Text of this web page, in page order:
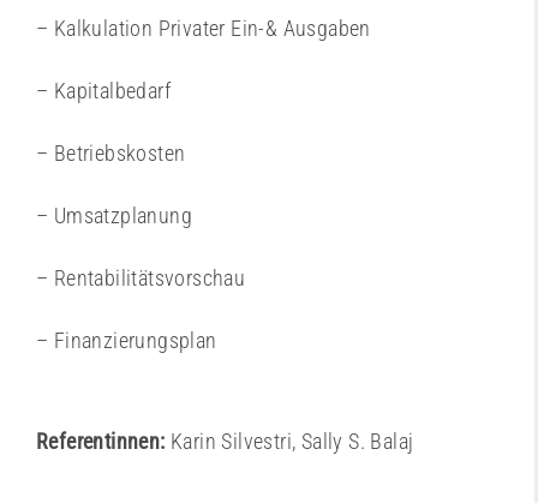
– Kalkulation Privater Ein-& Ausgaben
– Kapitalbedarf
– Betriebskosten
– Umsatzplanung
– Rentabilitätsvorschau
– Finanzierungsplan
Referentinnen: Karin Silvestri, Sally S. Balaj